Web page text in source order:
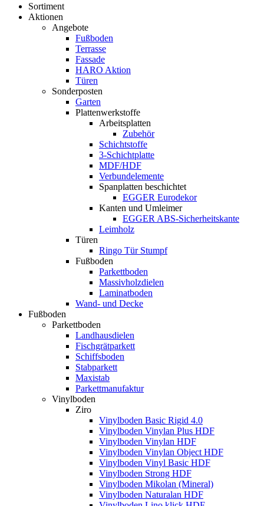
Sortiment
Aktionen
Angebote
Fußboden
Terrasse
Fassade
HARO Aktion
Türen
Sonderposten
Garten
Plattenwerkstoffe
Arbeitsplatten
Zubehör
Schichtstoffe
3-Schichtplatte
MDF/HDF
Verbundelemente
Spanplatten beschichtet
EGGER Eurodekor
Kanten und Umleimer
EGGER ABS-Sicherheitskante
Leimholz
Türen
Ringo Tür Stumpf
Fußboden
Parkettboden
Massivholzdielen
Laminatboden
Wand- und Decke
Fußboden
Parkettboden
Landhausdielen
Fischgrätparkett
Schiffsboden
Stabparkett
Maxistab
Parkettmanufaktur
Vinylboden
Ziro
Vinylboden Basic Rigid 4.0
Vinylboden Vinylan Plus HDF
Vinylboden Vinylan HDF
Vinylboden Vinylan Object HDF
Vinylboden Vinyl Basic HDF
Vinylboden Strong HDF
Vinylboden Mikolan (Mineral)
Vinylboden Naturalan HDF